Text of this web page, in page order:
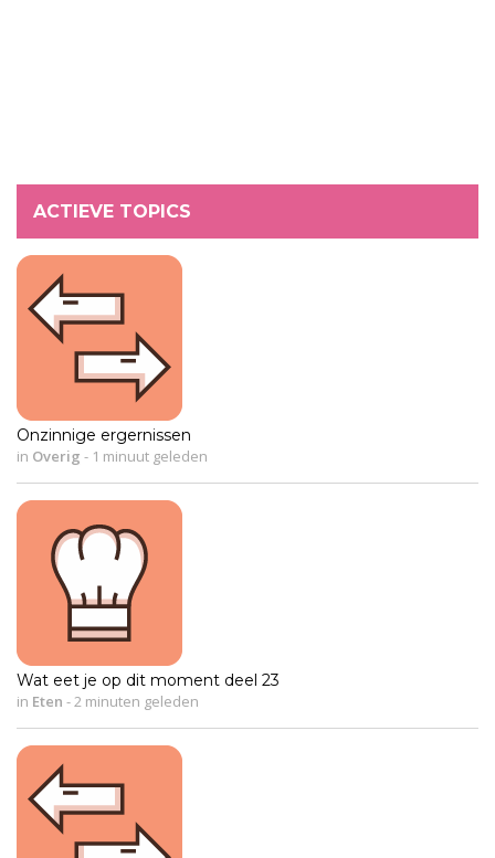
ACTIEVE TOPICS
Onzinnige ergernissen
in Overig - 1 minuut geleden
Wat eet je op dit moment deel 23
in Eten -2 minuten geleden